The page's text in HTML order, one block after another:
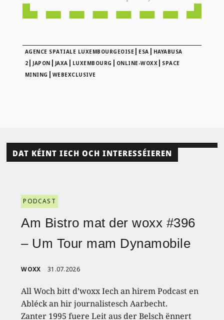
AGENCE SPATIALE LUXEMBOURGEOISE | ESA | HAYABUSA
2 | JAPON | JAXA | LUXEMBOURG | ONLINE-WOXX | SPACE
MINING | WEBEXCLUSIVE
DAT KÉINT IECH OCH INTERESSÉIEREN
PODCAST
Am Bistro mat der woxx #396
– Um Tour mam Dynamobile
WOXX 31.07.2026
All Woch bitt d’woxx Iech an hirem Podcast en
Abléck an hir journalistesch Aarbecht.
Zanter 1995 fuere Leit aus der Belsch ënnert